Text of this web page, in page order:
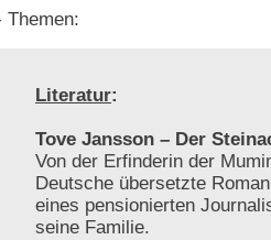
Themen:
Literatur:
Tove Jansson – Der
Von der Erfinderin der
Deutsche übersetzte
eines pensionierten
seine Familie.